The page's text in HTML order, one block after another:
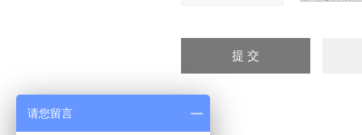
请您留言